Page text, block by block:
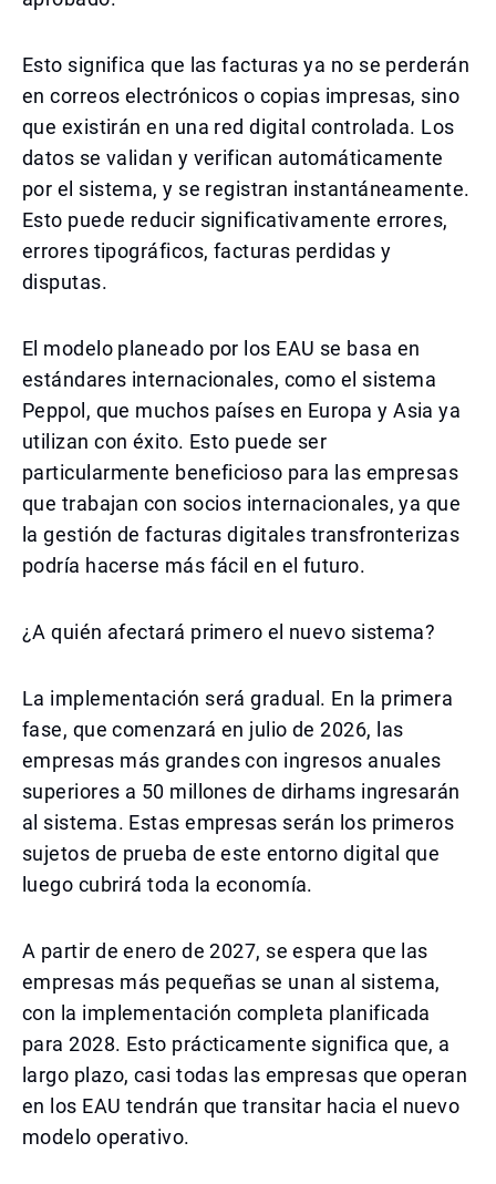
Esto significa que las facturas ya no se perderán
en correos electrónicos o copias impresas, sino
que existirán en una red digital controlada. Los
datos se validan y verifican automáticamente
por el sistema, y se registran instantáneamente.
Esto puede reducir significativamente errores,
errores tipográficos, facturas perdidas y
disputas.
El modelo planeado por los EAU se basa en
estándares internacionales, como el sistema
Peppol, que muchos países en Europa y Asia ya
utilizan con éxito. Esto puede ser
particularmente beneficioso para las empresas
que trabajan con socios internacionales, ya que
la gestión de facturas digitales transfronterizas
podría hacerse más fácil en el futuro.
¿A quién afectará primero el nuevo sistema?
La implementación será gradual. En la primera
fase, que comenzará en julio de 2026, las
empresas más grandes con ingresos anuales
superiores a 50 millones de dirhams ingresarán
al sistema. Estas empresas serán los primeros
sujetos de prueba de este entorno digital que
luego cubrirá toda la economía.
A partir de enero de 2027, se espera que las
empresas más pequeñas se unan al sistema,
con la implementación completa planificada
para 2028. Esto prácticamente significa que, a
largo plazo, casi todas las empresas que operan
en los EAU tendrán que transitar hacia el nuevo
modelo operativo.